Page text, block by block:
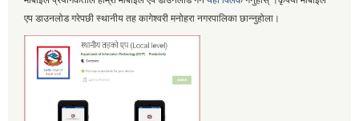
एप डाउनलोड गरेपछी स्थानीय तह कागेश्वरी मनोहरा नगरपालिका छान्नुहोला।